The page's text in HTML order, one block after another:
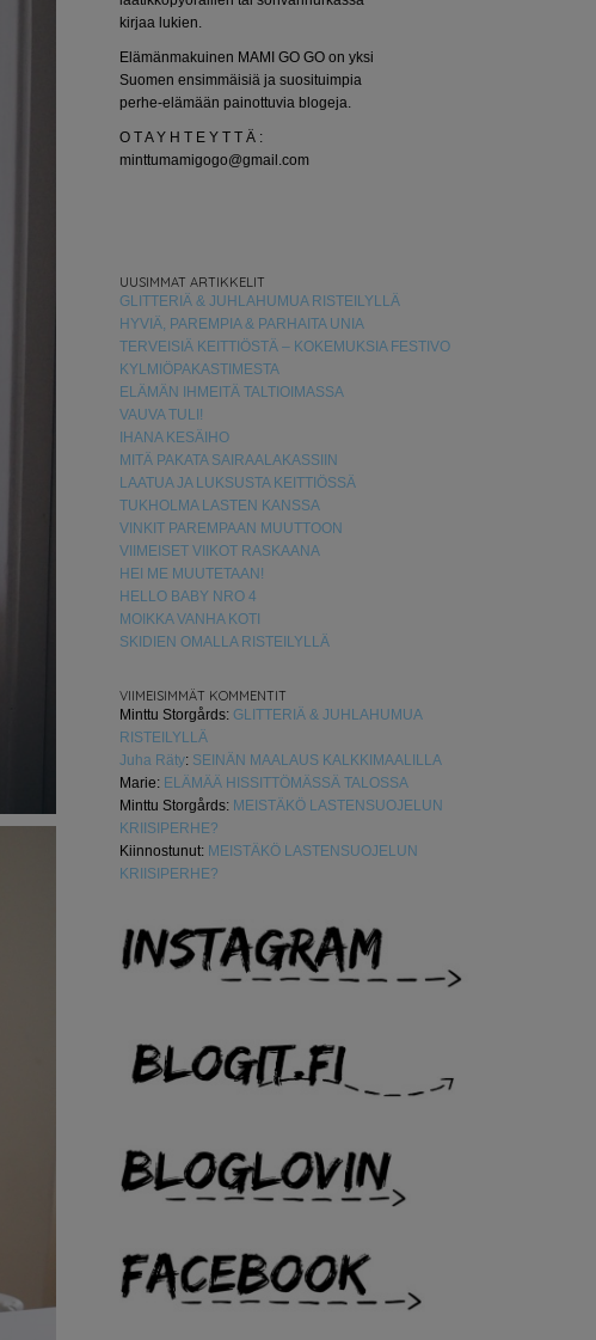
kirjaa lukien.
Elämänmakuinen MAMI GO GO on yksi
Suomen ensimmäisiä ja suosituimpia
perhe-elämään painottuvia blogeja.
O T A Y H T E Y T T Ä :
minttumamigogo@gmail.com
UUSIMMAT ARTIKKELIT
GLITTERIÄ & JUHLAHUMUA RISTEILYLLÄ
HYVIÄ, PAREMPIA & PARHAITA UNIA
TERVEISIÄ KEITTIÖSTÄ – KOKEMUKSIA FESTIVO
KYLMIÖPAKASTIMESTA
ELÄMÄN IHMEITÄ TALTIOIMASSA
VAUVA TULI!
IHANA KESÄIHO
MITÄ PAKATA SAIRAALAKASSIIN
LAATUA JA LUKSUSTA KEITTIÖSSÄ
TUKHOLMA LASTEN KANSSA
VINKIT PAREMPAAN MUUTTOON
VIIMEISET VIIKOT RASKAANA
HEI ME MUUTETAAN!
HELLO BABY NRO 4
MOIKKA VANHA KOTI
SKIDIEN OMALLA RISTEILYLLÄ
VIIMEISIMMÄT KOMMENTIT
Minttu Storgårds: GLITTERIÄ & JUHLAHUMUA
RISTEILYLLÄ
Juha Räty: SEINÄN MAALAUS KALKKIMAALILLA
Marie: ELÄMÄÄ HISSITTÖMÄSSÄ TALOSSA
Minttu Storgårds: MEISTÄKÖ LASTENSUOJELUN
KRIISIPERHE?
Kiinnostunut: MEISTÄKÖ LASTENSUOJELUN
KRIISIPERHE?